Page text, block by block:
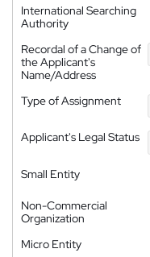
International Searching
Authority
Recordal of a Change of
the Applicant's
Name/Address
Type of Assignment
Applicant's Legal Status
Small Entity
Non-Commercial
Organization
Micro Entity